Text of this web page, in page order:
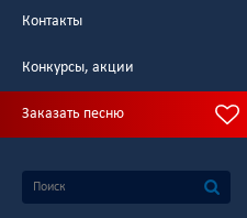
Контакты
Конкурсы, акции
Заказать песню